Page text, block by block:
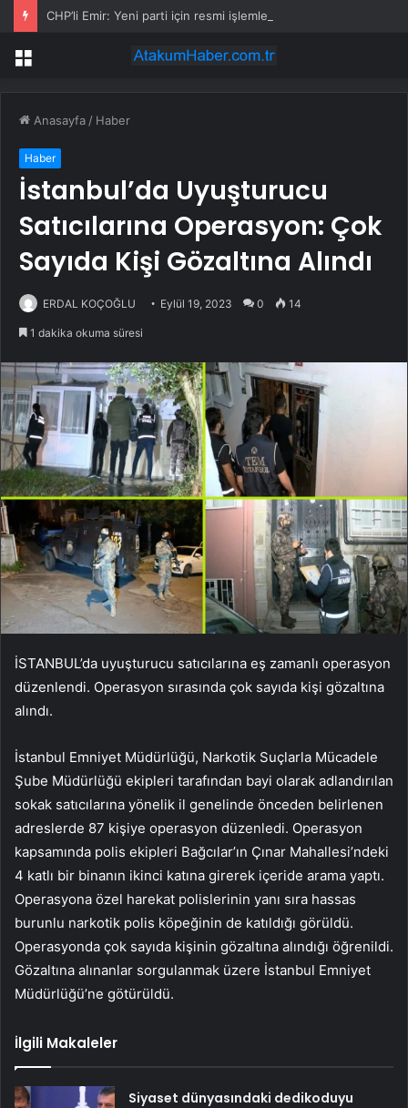
CHP’li Emir: Yeni parti için resmi işlemler sürüyor
Menü
Anasayfa / Haber
Haber
İstanbul’da Uyuşturucu
Satıcılarına Operasyon: Çok
Sayıda Kişi Gözaltına Alındı
ERDAL KOÇOĞLU Eylül 19, 2023 0 14
1 dakika okuma süresi
İSTANBUL’da uyuşturucu satıcılarına eş zamanlı operasyon
düzenlendi. Operasyon sırasında çok sayıda kişi gözaltına
alındı.
İstanbul Emniyet Müdürlüğü, Narkotik Suçlarla Mücadele
Şube Müdürlüğü ekipleri tarafından bayi olarak adlandırılan
sokak satıcılarına yönelik il genelinde önceden belirlenen
adreslerde 87 kişiye operasyon düzenledi. Operasyon
kapsamında polis ekipleri Bağcılar’ın Çınar Mahallesi’ndeki
4 katlı bir binanın ikinci katına girerek içeride arama yaptı.
Operasyona özel harekat polislerinin yanı sıra hassas
burunlu narkotik polis köpeğinin de katıldığı görüldü.
Operasyonda çok sayıda kişinin gözaltına alındığı öğrenildi.
Gözaltına alınanlar sorgulanmak üzere İstanbul Emniyet
Müdürlüğü’ne götürüldü.
İlgili Makaleler
Siyaset dünyasındaki dedikoduyu